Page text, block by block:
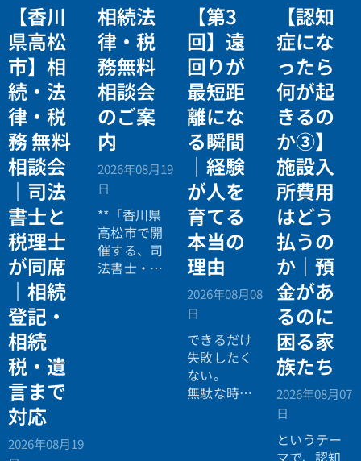
【香川
県高松
市】相
続・法
律・税
務 無料
相談会
｜司法
書士と
税理士
が同席
｜相続
登記・
相続
税・遺
言まで
対応
2026年08月19
相続法
律・税
務無料
相談会
のご案
内
2026年08月19
日
**「香川県
高松市で開
催する、司
法書士・税
【第3
回】遠
回りが
最短距
離にな
る瞬間
｜経験
が人を
育てる
本当の
理由
2026年08月08
日
できるだけ
失敗したく
ない。
無駄な時間
【認知
症にな
ったら
何が起
きるの
か③】
施設入
所費用
はどう
払うの
か｜預
金があ
るのに
困る家
族たち
2026年08月07
日
というテー
マで、認知